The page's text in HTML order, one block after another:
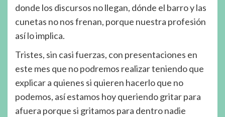
donde los discursos no llegan, dónde el barro y las
cunetas no nos frenan, porque nuestra profesión
así lo implica.
Tristes, sin casi fuerzas, con presentaciones en
este mes que no podremos realizar teniendo que
explicar a quienes si quieren hacerlo que no
podemos, así estamos hoy queriendo gritar para
afuera porque si gritamos para dentro nadie